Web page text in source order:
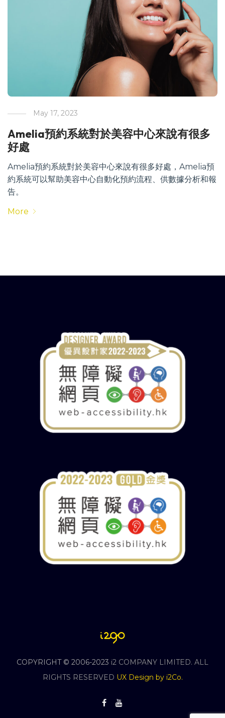
May 17, 2023
Amelia預約系統對於美容中心來說有很多
好處
Amelia預約系統對於美容中心來說有很多好處，Amelia預
約系統可以幫助美容中心自動化預約流程、供數據分析和報
告。
More
COPYRIGHT © 2006-2023 i2 COMPANY LIMITED. ALL
RIGHTS RESERVED UX Design by i2Co.